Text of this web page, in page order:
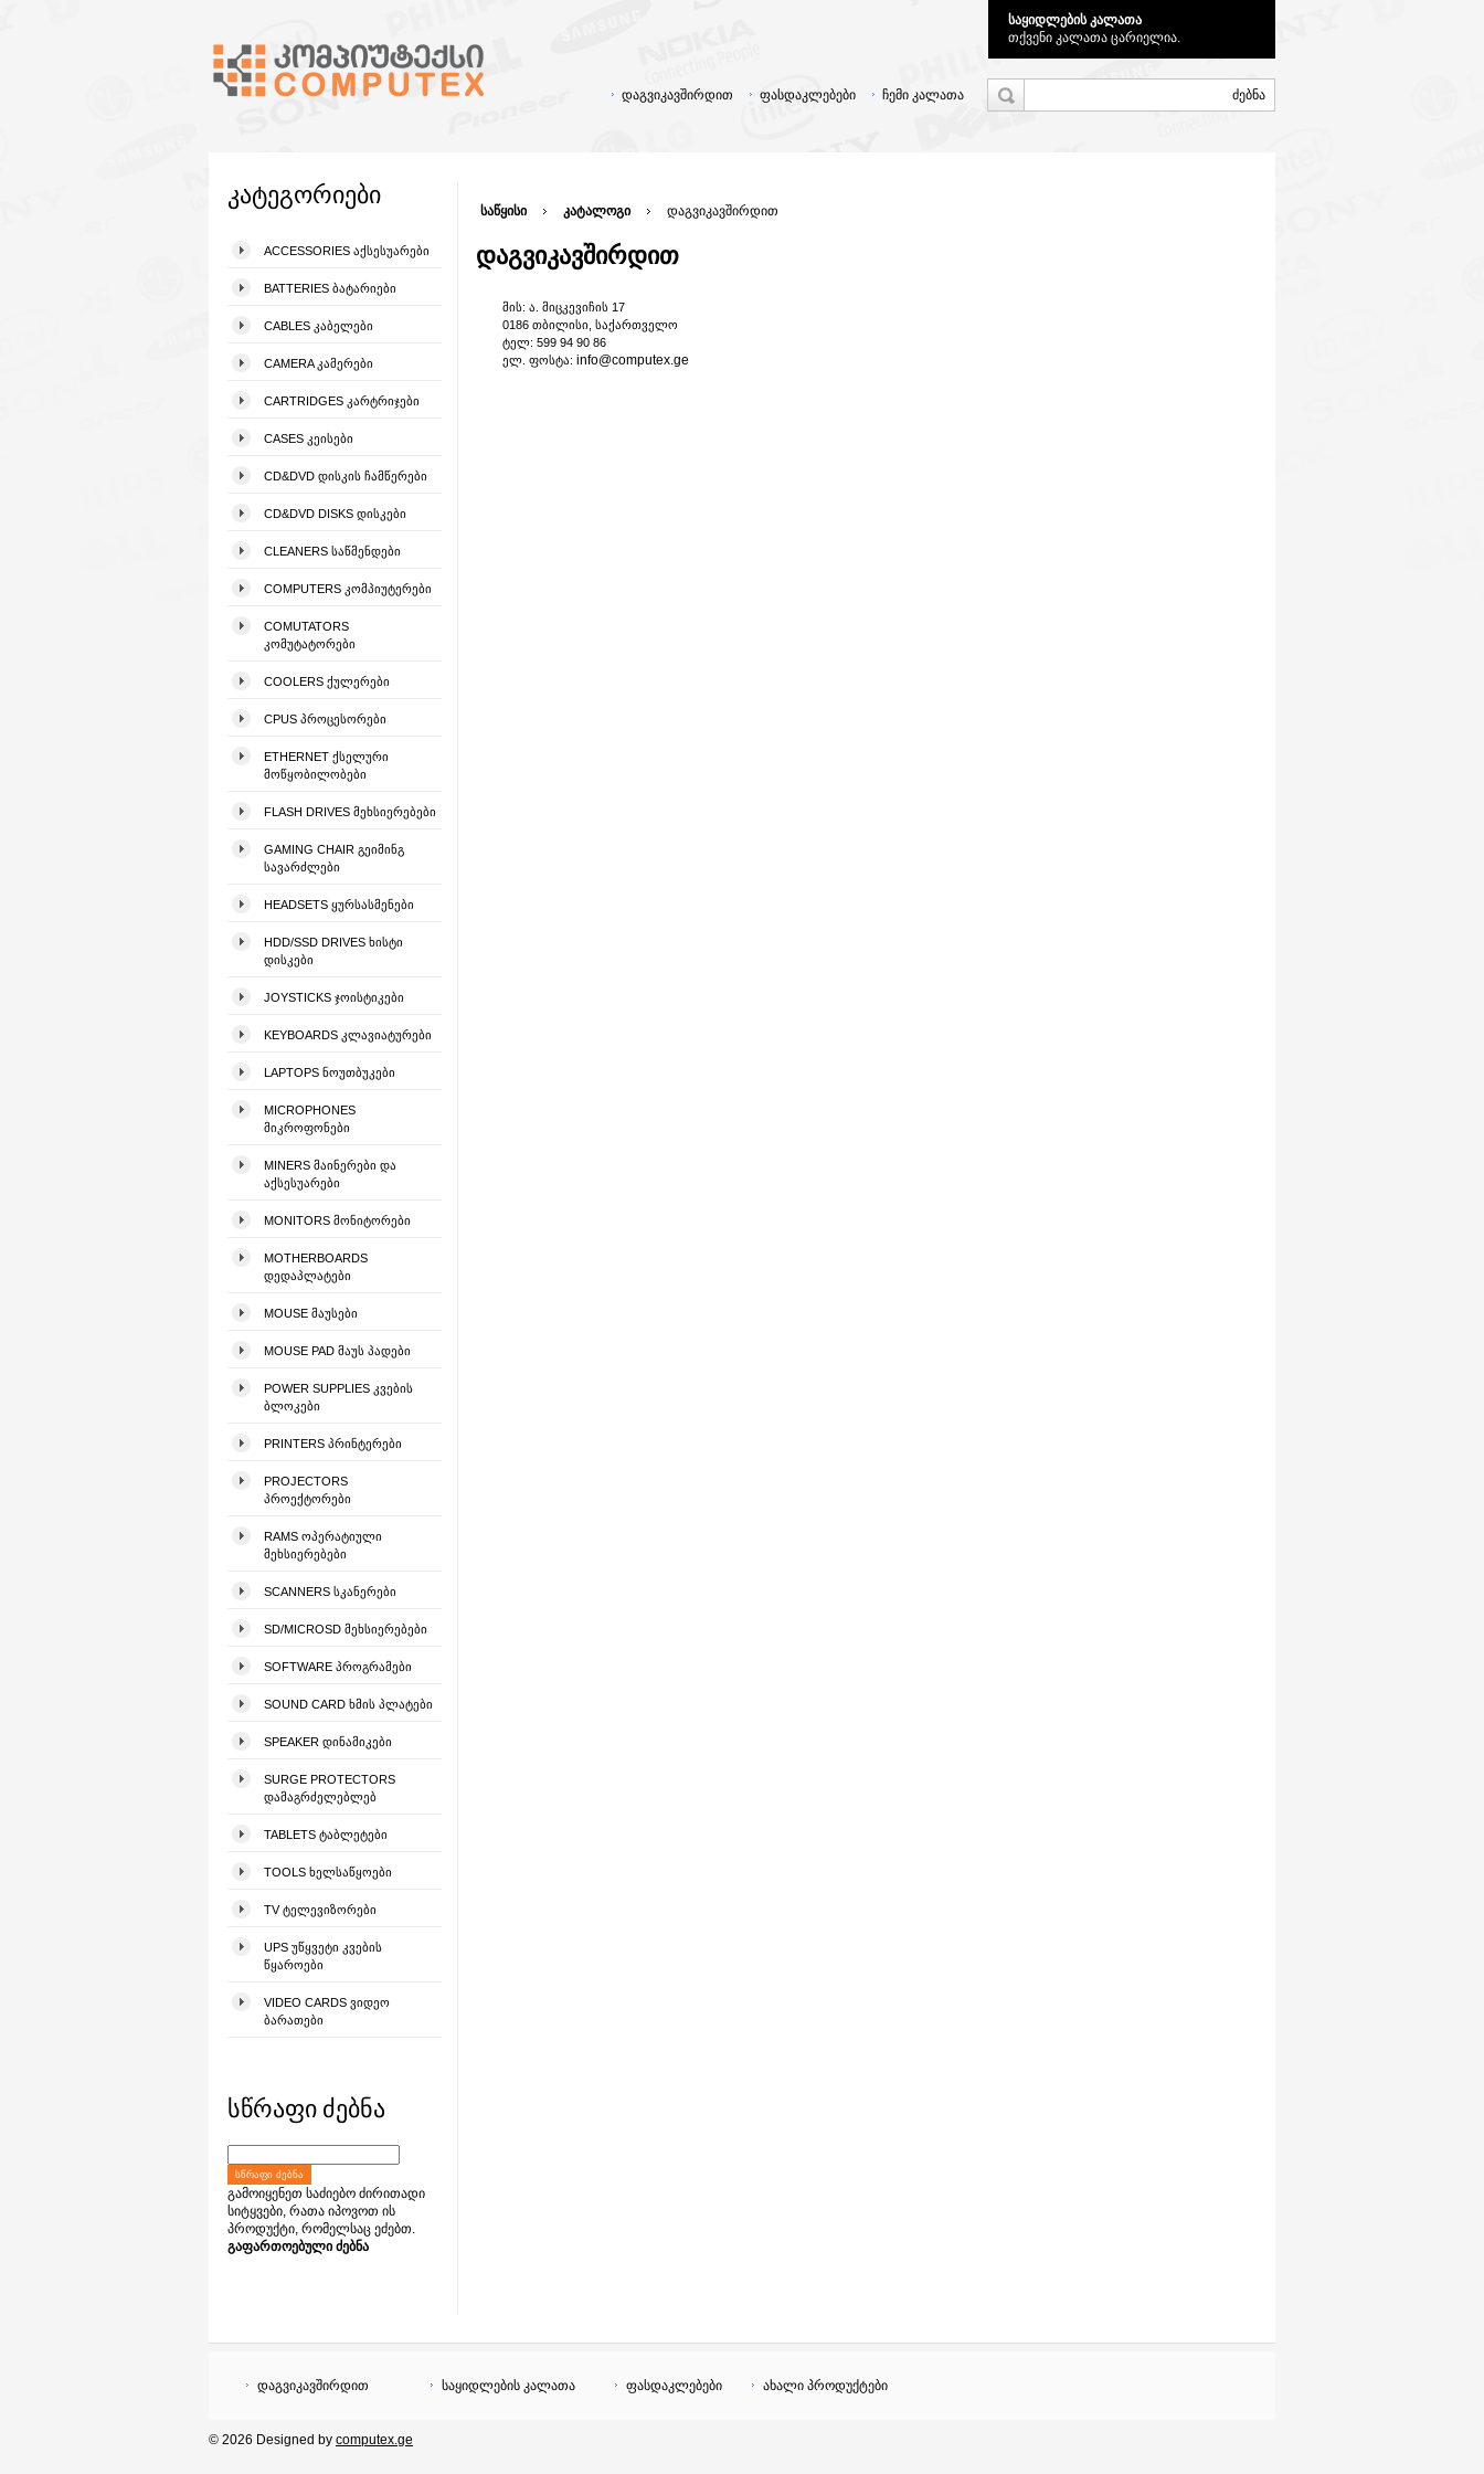
საყიდლების კალათა
თქვენი კალათა ცარიელია.
ჩემი კალათა
ფასდაკლებები
დაგვიკავშირდით
კატეგორიები
ACCESSORIES ᲐᲥᲡᲔᲡᲣᲐᲠᲔᲑᲘ
BATTERIES ᲑᲐᲢᲐᲠᲘᲔᲑᲘ
CABLES ᲙᲐᲑᲔᲚᲔᲑᲘ
CAMERA ᲙᲐᲛᲔᲠᲔᲑᲘ
CARTRIDGES ᲙᲐᲠᲢᲠᲘᲯᲔᲑᲘ
CASES ᲙᲔᲘᲡᲔᲑᲘ
CD&DVD ᲓᲘᲡᲙᲘᲡ ᲩᲐᲛᲬᲔᲠᲔᲑᲘ
CD&DVD DISKS ᲓᲘᲡᲙᲔᲑᲘ
CLEANERS ᲡᲐᲬᲛᲔᲜᲓᲔᲑᲘ
COMPUTERS ᲙᲝᲛᲞᲘᲣᲢᲔᲠᲔᲑᲘ
COMUTATORS
ᲙᲝᲛᲣᲢᲐᲢᲝᲠᲔᲑᲘ
COOLERS ᲥᲣᲚᲔᲠᲔᲑᲘ
CPUS ᲞᲠᲝᲪᲔᲡᲝᲠᲔᲑᲘ
ETHERNET ᲥᲡᲔᲚᲣᲠᲘ
ᲛᲝᲬᲧᲝᲑᲘᲚᲝᲑᲔᲑᲘ
FLASH DRIVES ᲛᲔᲮᲡᲘᲔᲠᲔᲑᲔᲑᲘ
GAMING CHAIR ᲒᲔᲘᲛᲘᲜᲒ
ᲡᲐᲕᲐᲠᲫᲚᲔᲑᲘ
HEADSETS ᲧᲣᲠᲡᲐᲡᲛᲔᲜᲔᲑᲘ
HDD/SSD DRIVES ᲮᲘᲡᲢᲘ
ᲓᲘᲡᲙᲔᲑᲘ
JOYSTICKS ᲯᲝᲘᲡᲢᲘᲙᲔᲑᲘ
KEYBOARDS ᲙᲚᲐᲕᲘᲐᲢᲣᲠᲔᲑᲘ
LAPTOPS ᲜᲝᲣᲗᲑᲣᲙᲔᲑᲘ
MICROPHONES
ᲛᲘᲙᲠᲝᲤᲝᲜᲔᲑᲘ
MINERS ᲛᲐᲘᲜᲔᲠᲔᲑᲘ ᲓᲐ
ᲐᲥᲡᲔᲡᲣᲐᲠᲔᲑᲘ
MONITORS ᲛᲝᲜᲘᲢᲝᲠᲔᲑᲘ
MOTHERBOARDS
ᲓᲔᲓᲐᲞᲚᲐᲢᲔᲑᲘ
MOUSE ᲛᲐᲣᲡᲔᲑᲘ
MOUSE PAD ᲛᲐᲣᲡ ᲞᲐᲓᲔᲑᲘ
POWER SUPPLIES ᲙᲕᲔᲑᲘᲡ
ᲑᲚᲝᲙᲔᲑᲘ
PRINTERS ᲞᲠᲘᲜᲢᲔᲠᲔᲑᲘ
PROJECTORS
ᲞᲠᲝᲔᲥᲢᲝᲠᲔᲑᲘ
RAMS ᲝᲞᲔᲠᲐᲢᲘᲣᲚᲘ
ᲛᲔᲮᲡᲘᲔᲠᲔᲑᲔᲑᲘ
SCANNERS ᲡᲙᲐᲜᲔᲠᲔᲑᲘ
SD/MICROSD ᲛᲔᲮᲡᲘᲔᲠᲔᲑᲔᲑᲘ
SOFTWARE ᲞᲠᲝᲒᲠᲐᲛᲔᲑᲘ
SOUND CARD ᲮᲛᲘᲡ ᲞᲚᲐᲢᲔᲑᲘ
SPEAKER ᲓᲘᲜᲐᲛᲘᲙᲔᲑᲘ
SURGE PROTECTORS
ᲓᲐᲛᲐᲒᲠᲫᲔᲚᲔᲑᲚᲔᲑ
TABLETS ᲢᲐᲑᲚᲔᲢᲔᲑᲘ
TOOLS ᲮᲔᲚᲡᲐᲬᲧᲝᲔᲑᲘ
TV ᲢᲔᲚᲔᲕᲘᲖᲝᲠᲔᲑᲘ
UPS ᲣᲬᲧᲕᲔᲢᲘ ᲙᲕᲔᲑᲘᲡ
ᲬᲧᲐᲠᲝᲔᲑᲘ
VIDEO CARDS ᲕᲘᲓᲔᲝ
ᲑᲐᲠᲐᲗᲔᲑᲘ
სწრაფი ძებნა
ᲡᲬᲠᲐᲤᲘ ᲫᲔᲑᲜᲐ
გამოიყენეთ საძიებო ძირითადი
სიტყვები, რათა იპოვოთ ის
პროდუქტი, რომელსაც ეძებთ.
გაფართოებული ძებნა
საწყისი კატალოგი დაგვიკავშირდით
დაგვიკავშირდით
მის: ა. მიცკევიჩის 17
0186 თბილისი, საქართველო
ტელ: 599 94 90 86
ელ. ფოსტა: info@computex.ge
დაგვიკავშირდით საყიდლების კალათა ფასდაკლებები ახალი პროდუქტები
© 2026 Designed by computex.ge